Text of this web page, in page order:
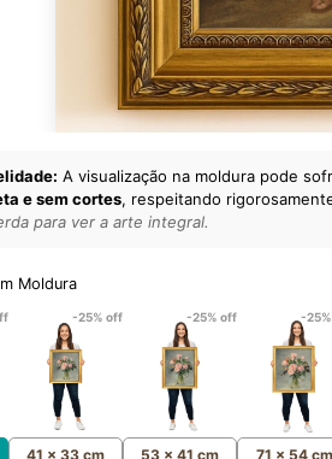
artesanal em
Mineral.
A visualização na moldura pode
e sem cortes, respeitando
para ver a arte integral.
Moldura
-25% off
41 x 33 cm
-25% off
53 x 41 cm
-
71 x 54 cm